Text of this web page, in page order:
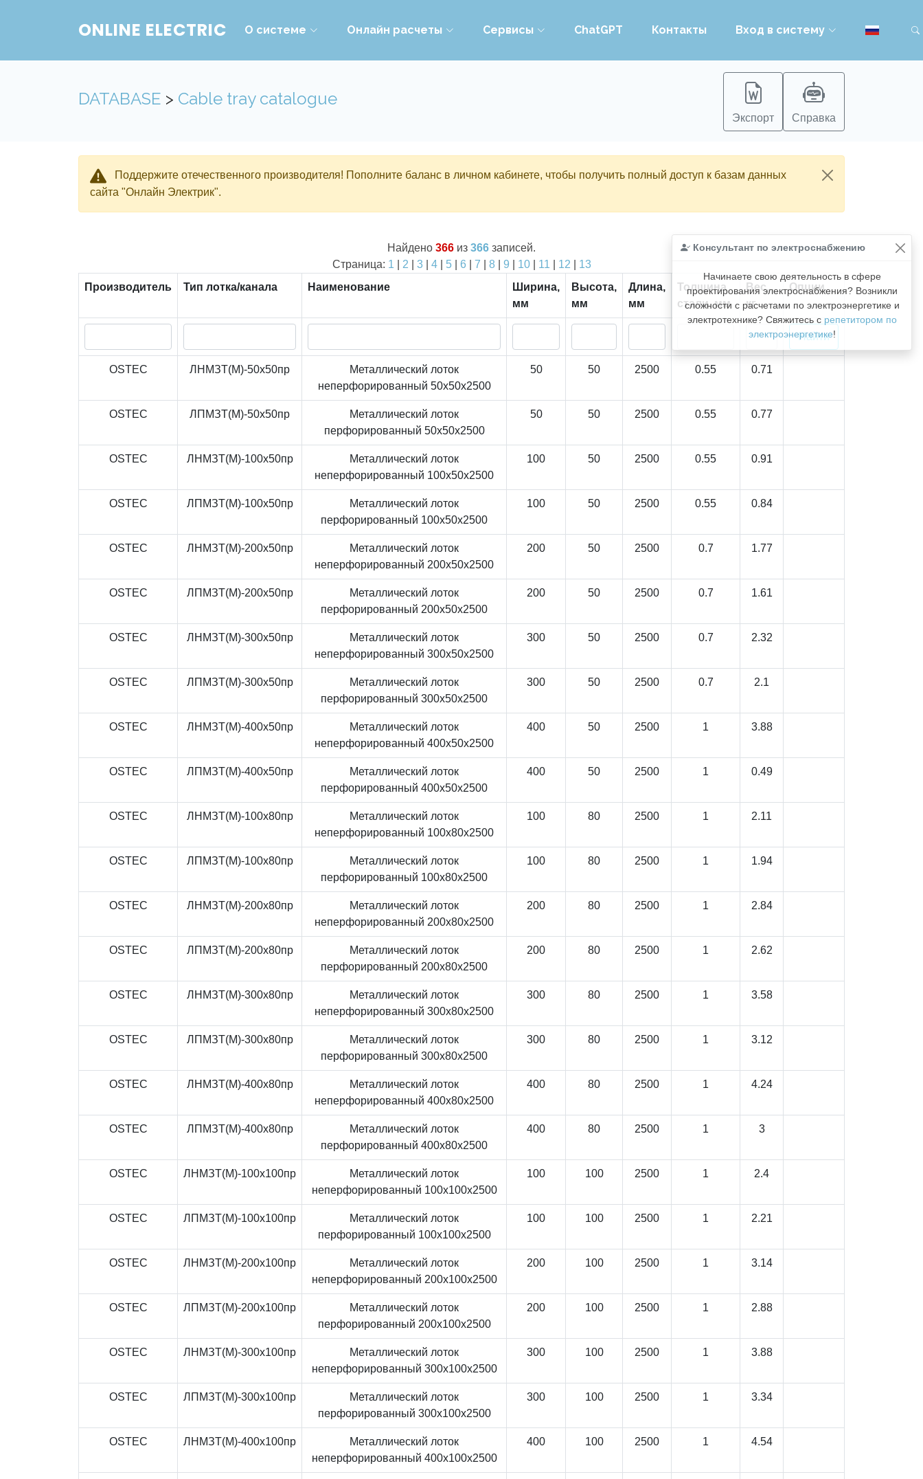
ONLINE ELECTRIC О системе Онлайн расчеты Сервисы ChatGPT Контакты Вход в систему
DATABASE > Cable tray catalogue
Экспорт Справка
Поддержите отечественного производителя! Пополните баланс в личном кабинете, чтобы получить полный доступ к базам данных
сайта "Онлайн Электрик".
Консультант по электроснабжению
Начинаете свою деятельность в сфере
проектирования электроснабжения? Возникли
сложности с расчетами по электроэнергетике и
электротехнике? Свяжитесь с репетитором по
электроэнергетике!
Найдено 366 из 366 записей.
Страница: 1 2 3| 4| 5| 6 7 8| 9 10| 11 12
13
Производитель
Тип лотка/канала Наименование
Ширина,
мм
Высота,
мм
Длина,
мм
Толщина
стали, мм
Вес,
кг
Опции
OSTEC ЛНМЗТ(М)-50x50пр
Металлический лоток
неперфорированный 50x50x2500
50 50 2500 0.55 0.71
OSTEC ЛПМЗТ(М)-50x50пр
Металлический лоток
перфорированный 50x50x2500
50 50 2500 0.55 0.77
OSTEC ЛНМЗТ(М)-100x50пр
Металлический лоток
неперфорированный 100x50x2500
100 50 2500 0.55 0.91
OSTEC ЛПМЗТ(М)-100x50пр
Металлический лоток
перфорированный 100x50x2500
100 50 2500 0.55 0.84
OSTEC ЛНМЗТ(М)-200x50пр
Металлический лоток
неперфорированный 200x50x2500
200 50 2500 0.7 1.77
OSTEC ЛПМЗТ(М)-200x50пр
Металлический лоток
перфорированный 200x50x2500
200 50 2500 0.7 1.61
OSTEC ЛНМЗТ(М)-300x50пр
Металлический лоток
неперфорированный 300x50x2500
300 50 2500 0.7 2.32
OSTEC ЛПМЗТ(М)-300x50пр
Металлический лоток
перфорированный 300x50x2500
300 50 2500 0.7 2.1
OSTEC ЛНМЗТ(М)-400x50пр
Металлический лоток
неперфорированный 400x50x2500
400 50 2500 1 3.88
OSTEC ЛПМЗТ(М)-400x50пр
Металлический лоток
перфорированный 400x50x2500
400 50 2500 1 0.49
OSTEC ЛНМЗТ(М)-100x80пр
Металлический лоток
неперфорированный 100x80x2500
100 80 2500 1 2.11
OSTEC ЛПМЗТ(М)-100x80пр
Металлический лоток
перфорированный 100x80x2500
100 80 2500 1 1.94
OSTEC ЛНМЗТ(М)-200x80пр
Металлический лоток
неперфорированный 200x80x2500
200 80 2500 1 2.84
OSTEC ЛПМЗТ(М)-200x80пр
Металлический лоток
перфорированный 200x80x2500
200 80 2500 1 2.62
OSTEC ЛНМЗТ(М)-300x80пр
Металлический лоток
неперфорированный 300x80x2500
300 80 2500 1 3.58
OSTEC ЛПМЗТ(М)-300x80пр
Металлический лоток
перфорированный 300x80x2500
300 80 2500 1 3.12
OSTEC ЛНМЗТ(М)-400x80пр
Металлический лоток
неперфорированный 400x80x2500
400 80 2500 1 4.24
OSTEC ЛПМЗТ(М)-400x80пр
Металлический лоток
перфорированный 400x80x2500
400 80 2500 1 3
OSTEC ЛНМЗТ(М)-100x100пр
Металлический лоток
неперфорированный 100x100x2500
100 100 2500 1 2.4
OSTEC ЛПМЗТ(М)-100x100пр
Металлический лоток
перфорированный 100x100x2500
100 100 2500 1 2.21
OSTEC ЛНМЗТ(М)-200x100пр
Металлический лоток
неперфорированный 200x100x2500
200 100 2500 1 3.14
OSTEC ЛПМЗТ(М)-200x100пр
Металлический лоток
перфорированный 200x100x2500
200 100 2500 1 2.88
OSTEC ЛНМЗТ(М)-300x100пр
Металлический лоток
неперфорированный 300x100x2500
300 100 2500 1 3.88
OSTEC ЛПМЗТ(М)-300x100пр
Металлический лоток
перфорированный 300x100x2500
300 100 2500 1 3.34
OSTEC ЛНМЗТ(М)-400x100пр
Металлический лоток
неперфорированный 400x100x2500
400 100 2500 1 4.54